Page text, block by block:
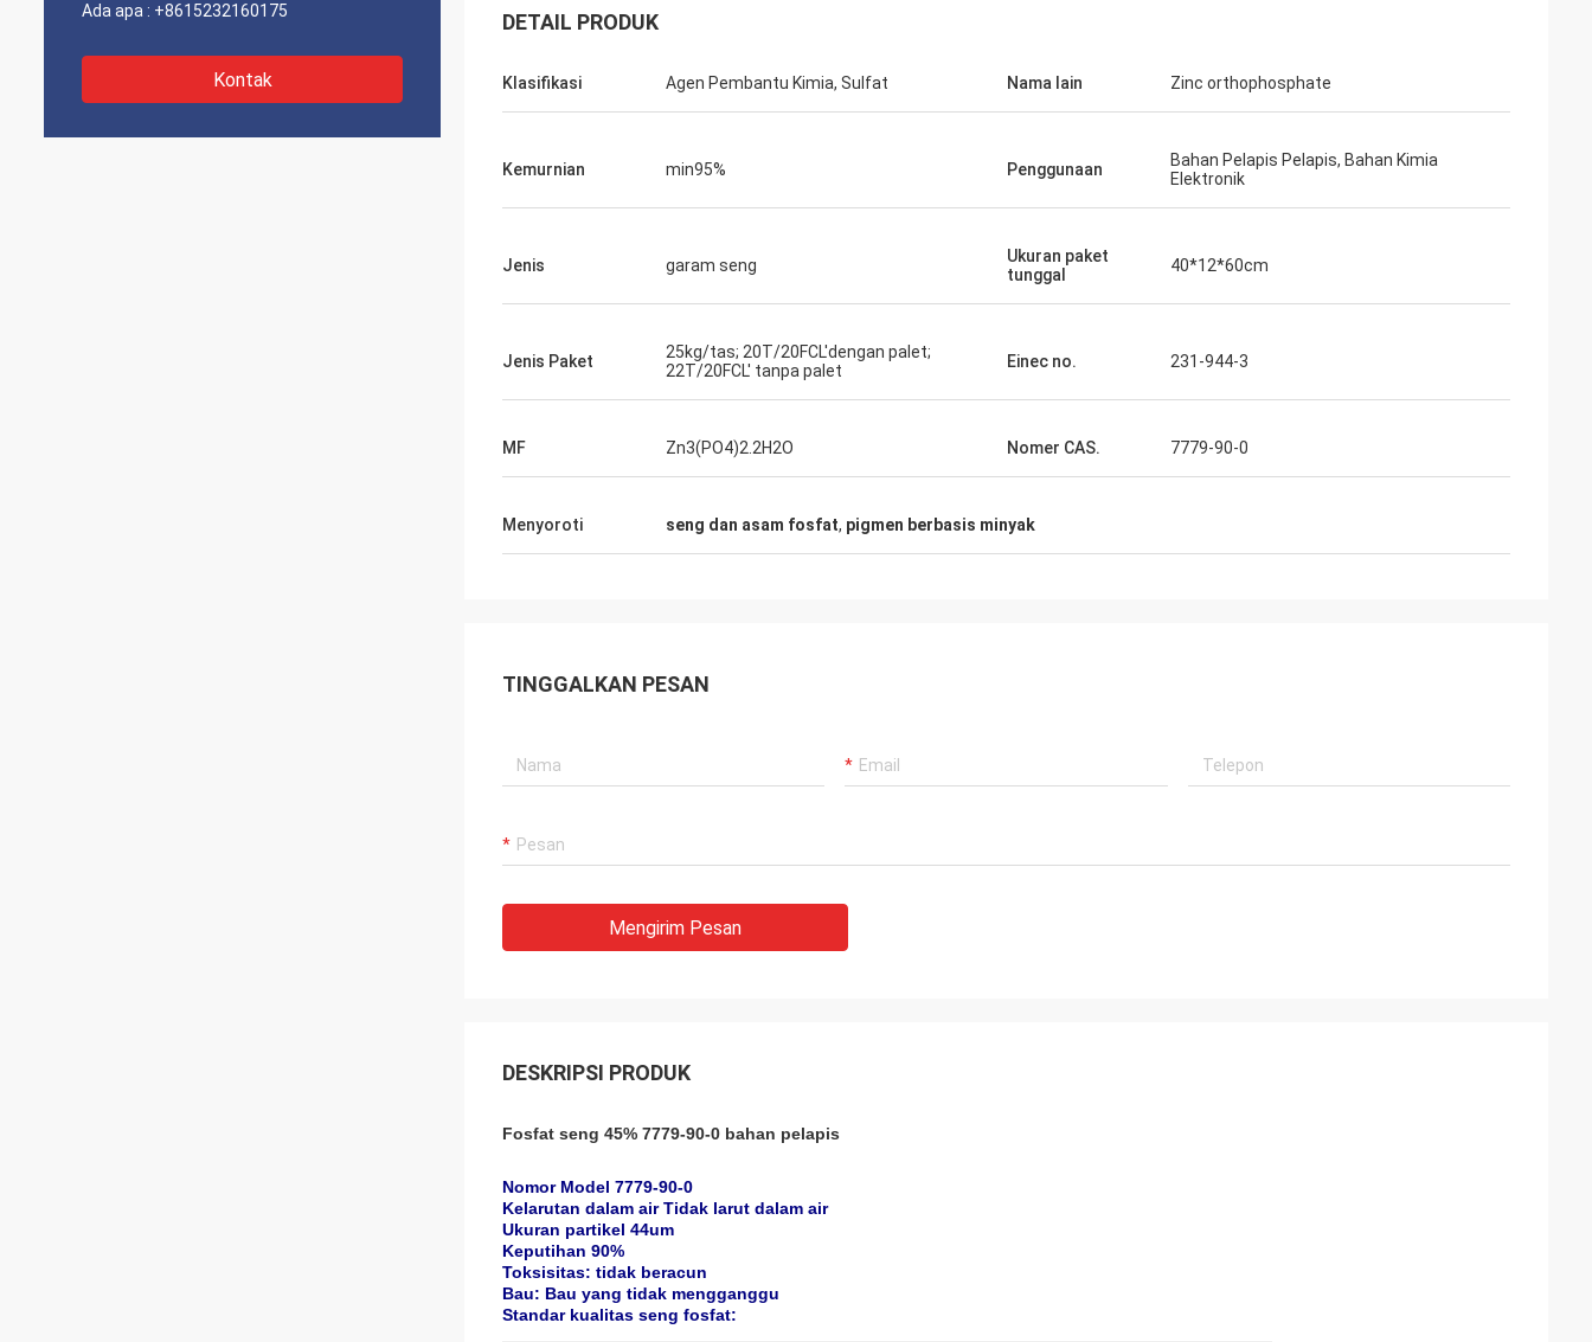
Ada apa : +8615232160175
Kontak
DETAIL PRODUK
Klasifikasi Agen Pembantu Kimia, Sulfat Nama lain Zinc orthophosphate
Kemurnian min95% Penggunaan
Bahan Pelapis Pelapis, Bahan Kimia
Elektronik
Jenis garam seng
Ukuran paket
tunggal
40*12*60cm
Jenis Paket
25kg/tas; 20T/20FCL'dengan palet;
22T/20FCL' tanpa palet
Einec no. 231-944-3
MF Zn3(PO4)2.2H2O Nomer CAS. 7779-90-0
Menyoroti seng dan asam fosfat, pigmen berbasis minyak
TINGGALKAN PESAN
Mengirim Pesan
DESKRIPSI PRODUK
Fosfat seng 45% 7779-90-0 bahan pelapis
Nomor Model 7779-90-0
Kelarutan dalam air Tidak larut dalam air
Ukuran partikel 44um
Keputihan 90%
Toksisitas: tidak beracun
Bau: Bau yang tidak mengganggu
Standar kualitas seng fosfat: